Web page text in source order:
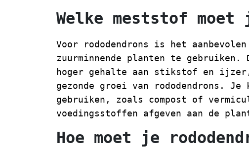
Welke meststof moet
Voor rododendrons is het
zuurminnende planten te gebruiken.
hoger gehalte aan stikstof en
gezonde groei van rododendrons.
gebruiken, zoals compost of
voedingsstoffen afgeven aan de
Hoe moet je